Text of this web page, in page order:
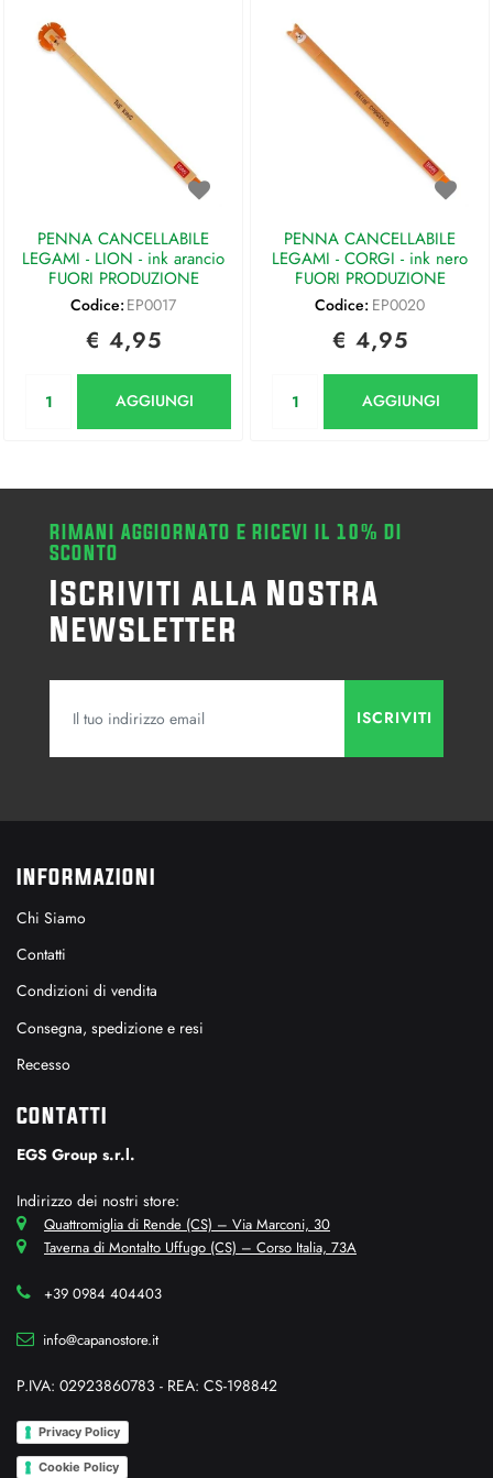
PENNA CANCELLABILE
LEGAMI - LION - ink arancio
FUORI PRODUZIONE
Codice: EP0017
€ 4,95
AGGIUNGI
PENNA CANCELLABILE
LEGAMI - CORGI - ink nero
FUORI PRODUZIONE
Codice: EP0020
€ 4,95
AGGIUNGI
RIMANI AGGIORNATO E RICEVI IL 10% DI
SCONTO
Iscriviti alla Nostra
Newsletter
INFORMAZIONI
Chi Siamo
Contatti
Condizioni di vendita
Consegna, spedizione e resi
Recesso
CONTATTI
EGS Group s.r.l.
Indirizzo dei nostri store:
Quattromiglia di Rende (CS) – Via Marconi, 30
Taverna di Montalto Uffugo (CS) – Corso Italia, 73A
+39 0984 404403
info@capanostore.it
P.IVA: 02923860783 - REA: CS-198842
Privacy Policy
Cookie Policy